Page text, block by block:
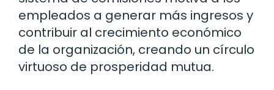
empleados a generar más ingresos y
contribuir al crecimiento económico
de la organización, creando un círculo
virtuoso de prosperidad mutua.